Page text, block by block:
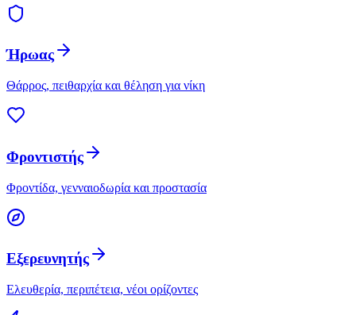
Ήρωας
Θάρρος, πειθαρχία και θέληση για νίκη
Φροντιστής
Φροντίδα, γενναιοδωρία και προστασία
Εξερευνητής
Ελευθερία, περιπέτεια, νέοι ορίζοντες